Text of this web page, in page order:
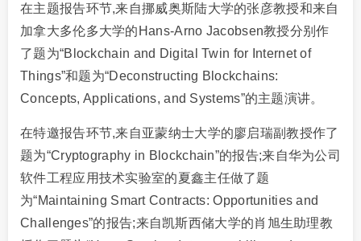
在主题报告环节,来自挪威奥斯陆大学的张彦教授和来自
加拿大多伦多大学的Hans-Arno Jacobsen教授分别作
了题为“Blockchain and Digital Twin for Internet of
Things”和题为“Deconstructing Blockchains:
Concepts, Applications, and Systems”的主题演讲。
在特邀报告环节,来自亚蒙纳士大学的廖启瑞副教授作了
题为“Cryptography in Blockchain”的报告;来自华为公司
软件工程应用技术实验室的夏鑫主任做了题
为“Maintaining Smart Contracts: Opportunities and
Challenges”的报告;来自凯斯西储大学的肖旭生助理教